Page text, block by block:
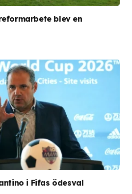
blev en
i Fifas ödesval